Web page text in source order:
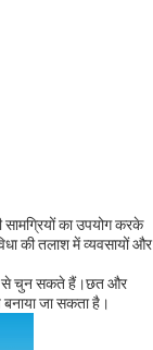
का उपयोग करके
की तलाश में व्यवसायों और
में से चुन सकते हैं।छत और
जा सकता है।